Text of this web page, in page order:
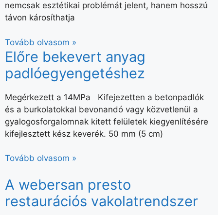
nemcsak esztétikai problémát jelent, hanem hosszú
távon károsíthatja
Tovább olvasom »
Előre bekevert anyag
padlóegyengetéshez
Megérkezett a 14MPa Kifejezetten a betonpadlók
és a burkolatokkal bevonandó vagy közvetlenül a
gyalogosforgalomnak kitett felületek kiegyenlítésére
kifejlesztett kész keverék. 50 mm (5 cm)
Tovább olvasom »
A webersan presto
restaurációs vakolatrendszer